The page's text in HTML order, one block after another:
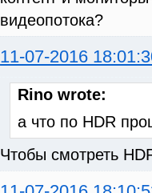
видеопотока?
11-07-2016
Rino wrote:
а что по HDR
Чтобы смотреть